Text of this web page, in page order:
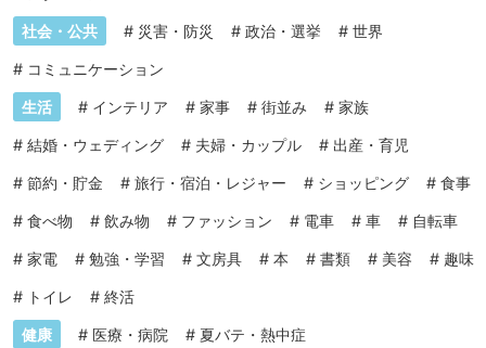
社会・公共 # 災害・防災 # 政治・選挙 # 世界
# コミュニケーション
生活 # インテリア # 家事 # 街並み # 家族
# 結婚・ウェディング # 夫婦・カップル # 出産・育児
# 節約・貯金 # 旅行・宿泊・レジャー # ショッピング # 食事
# 食べ物 # 飲み物 # ファッション # 電車 # 車 # 自転車
# 家電 # 勉強・学習 # 文房具 # 本 # 書類 # 美容 # 趣味
# トイレ # 終活
健康 # 医療・病院 # 夏バテ・熱中症